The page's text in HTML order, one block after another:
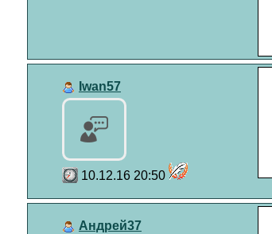
Iwan57
10.12.16 20:50
Андрей37